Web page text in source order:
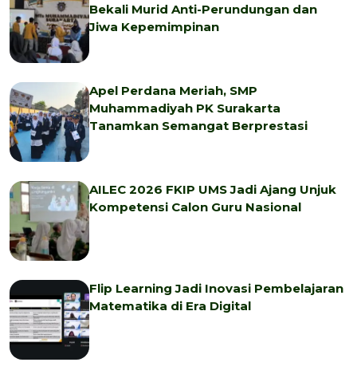
Bekali Murid Anti-Perundungan dan
Jiwa Kepemimpinan
Apel Perdana Meriah, SMP
Muhammadiyah PK Surakarta
Tanamkan Semangat Berprestasi
AILEC 2026 FKIP UMS Jadi Ajang Unjuk
Kompetensi Calon Guru Nasional
Flip Learning Jadi Inovasi Pembelajaran
Matematika di Era Digital